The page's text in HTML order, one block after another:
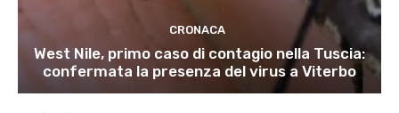
CRONACA
West Nile, primo caso di contagio nella Tuscia:
confermata la presenza del virus a Viterbo